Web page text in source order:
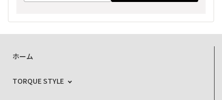
ホーム
TORQUE STYLE